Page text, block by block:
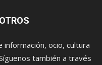
información, ocio, cultura
también a través